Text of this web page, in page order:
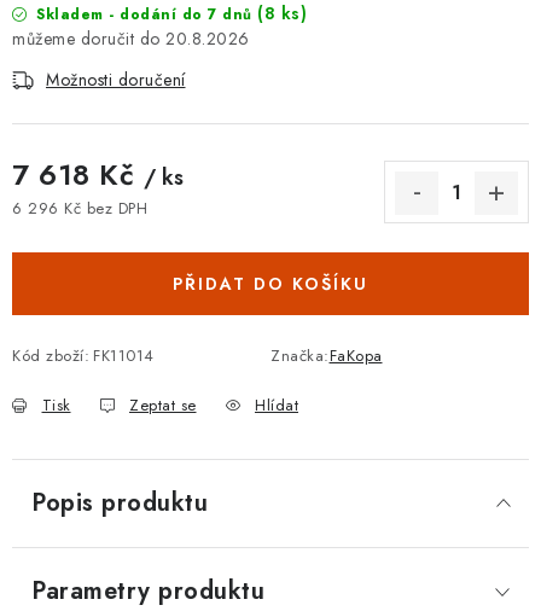
Skladem - dodání do 7 dnů (8 ks)
20.8.2026
Možnosti doručení
7 618 Kč / ks
6 296 Kč bez DPH
PŘIDAT DO KOŠÍKU
Kód zboží: FK11014 Značka:FaKopa
Tisk Zeptat se Hlídat
Popis produktu
Parametry produktu